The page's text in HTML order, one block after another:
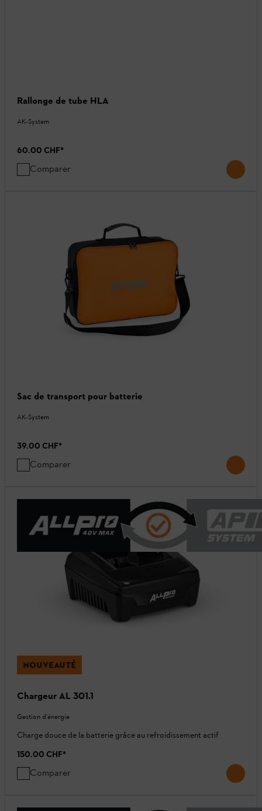
Rallonge de tube HLA
AK-System
60.00 CHF*
Comparer
Sac de transport pour batterie
AK-System
39.00 CHF*
Comparer
NOUVEAUTÉ
Chargeur AL 301.1
Gestion d'énergie
Charge douce de la batterie grâce au refroidissement actif
150.00 CHF*
Comparer